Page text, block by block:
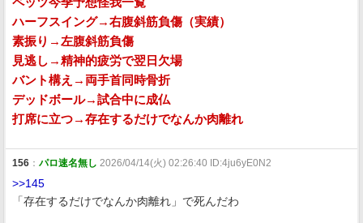
ハーフスイング→右腹斜筋負傷（実績）
素振り→左腹斜筋負傷
見逃し→精神的疲労で翌日欠場
バント構え→両手首同時骨折
デッドボール→試合中に成仏
打席に立つ→存在するだけでなんか肉離れ
156 ： パロ速名無し 2026/04/14(火) 02:26:40 ID:4ju6yE0N2
>>145
「存在するだけでなんか肉離れ」で死んだわ